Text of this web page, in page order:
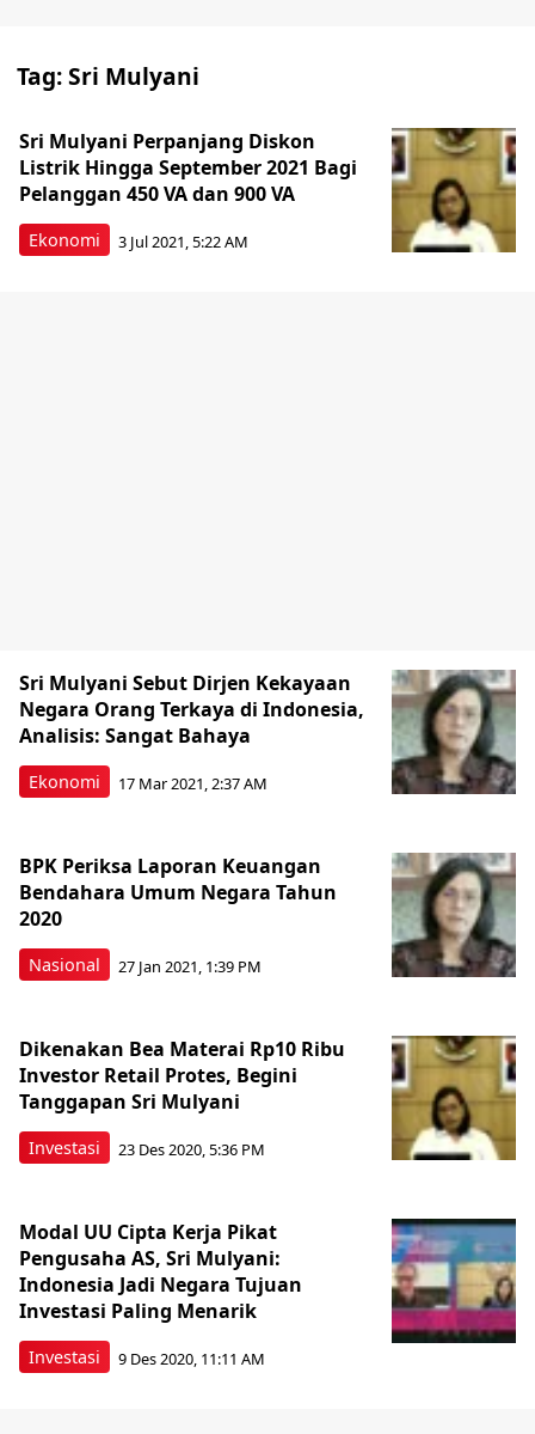
Tag:Sri Mulyani
Ekonomi
Sri Mulyani Perpanjang Diskon
Listrik Hingga September 2021 Bagi
Pelanggan 450 VA dan 900 VA
3 Jul 2021, 5:22 AM
Ekonomi
Sri Mulyani Sebut Dirjen Kekayaan
Negara Orang Terkaya di Indonesia,
Analisis: Sangat Bahaya
17 Mar 2021, 2:37 AM
Nasional
BPK Periksa Laporan Keuangan
Bendahara Umum Negara Tahun
2020
27 Jan 2021, 1:39 PM
Investasi
Dikenakan Bea Materai Rp10 Ribu
Investor Retail Protes, Begini
Tanggapan Sri Mulyani
23 Des 2020, 5:36 PM
Investasi
Modal UU Cipta Kerja Pikat
Pengusaha AS, Sri Mulyani:
Indonesia Jadi Negara Tujuan
Investasi Paling Menarik
9 Des 2020, 11:11 AM